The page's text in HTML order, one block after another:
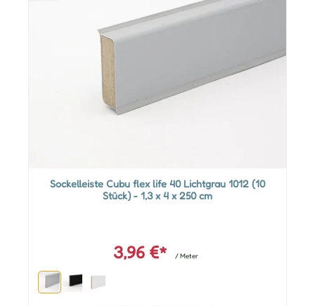
Sockelleiste Cubu flex life 40 Lichtgrau 1012 (10
Stück) - 1,3 x 4 x 250 cm
3,96 €* / Meter